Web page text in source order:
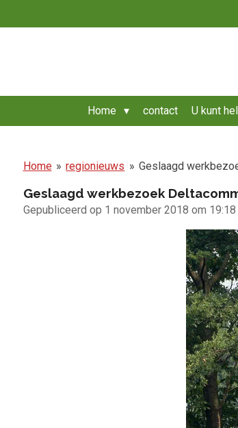
direct
Home contact U kunt
Home » regionieuws » Geslaagd
Geslaagd werkbezoek
Gepubliceerd op 1 november 2018 om 19:18